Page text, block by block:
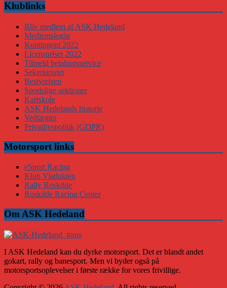
Klublinks
Bliv medlem af ASK Hedeland
Medlemslogin
Kontingent 2022
Licenspriser 2022
Tilmeld betalingsservice
Sekretariatet
Bestyrelsen
Sportslige sektioner
Kartskole
ASK Hedelands historie
Vedtægter
Privatlivspolitik (GDPR)
Motorsport links
eSport Racing
Klub Viadukten
Rally Roskilde
Roskilde Racing Center
Om ASK Hedeland
I ASK Hedeland kan du dyrke motorsport. Det er blandt andet
gokart, rally og banesport. Men vi byder også på
motorsportsoplevelser i første række for vores frivillige.